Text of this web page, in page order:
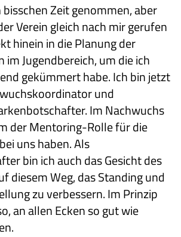
Zeit genommen, aber
Verein gleich nach mir gerufen
hinein in die Planung der
im Jugendbereich, um die ich
gekümmert habe. Ich bin jetzt
und
Im Nachwuchs
der Mentoring-Rolle für die
uns haben. Als
bin ich auch das Gesicht des
diesem Weg, das Standing und
zu verbessern. Im Prinzip
an allen Ecken so gut wie